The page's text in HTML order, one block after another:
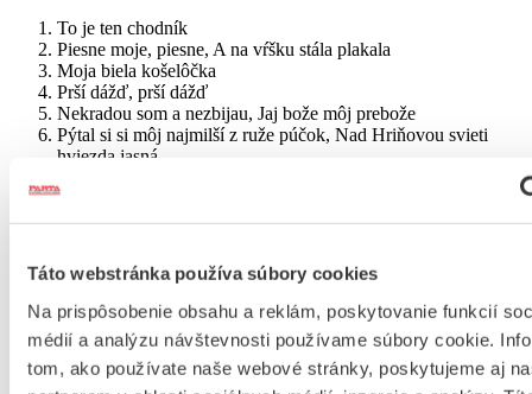
Táto webstránka používa súbory cookies
Na prispôsobenie obsahu a reklám, poskytovanie funkcií
médií a analýzu návštevnosti používame súbory cookie.
tom, ako používate naše webové stránky, poskytujeme aj
To je ten chodník
Piesne moje, piesne, A na vŕšku stála plakala
Moja biela košelôčka
Prší dážď, prší dážď
Nekradou som a nezbijau, Jaj bože môj prebože
Pýtal si si môj najmilší z ruže púčok, Nad Hriňovou svieti
hviezda jasná
Cez dedinu maľovaná dlážka, Taký sa mi mrzký sen snívau
Keď som išov horou cez tú dolinu
Kolíše sa javor, Kvitne ruža vo vinici
Pri balockej fare, Nikdy by ja vojak nebou bývau
Dobre mi je dobre, Čo mám robiť červená ruža
Pod lipkou zelenou, Nič neželiem, nebanujem
Švárno dievča húsky páslo
Tá zvolenská nemocnica